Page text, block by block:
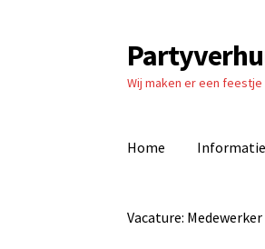
Ga
door
naar
Ga
naar
de
Wij maken er een feestje
Home Informatie
Vacature: